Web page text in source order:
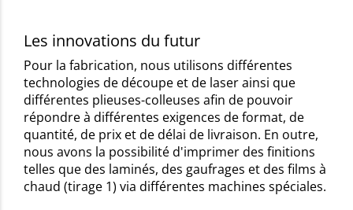
Les innovations du futur
Pour la fabrication, nous utilisons différentes
technologies de découpe et de laser ainsi que
différentes plieuses-colleuses afin de pouvoir
répondre à différentes exigences de format, de
quantité, de prix et de délai de livraison. En outre,
nous avons la possibilité d'imprimer des finitions
telles que des laminés, des gaufrages et des films à
chaud (tirage 1) via différentes machines spéciales.